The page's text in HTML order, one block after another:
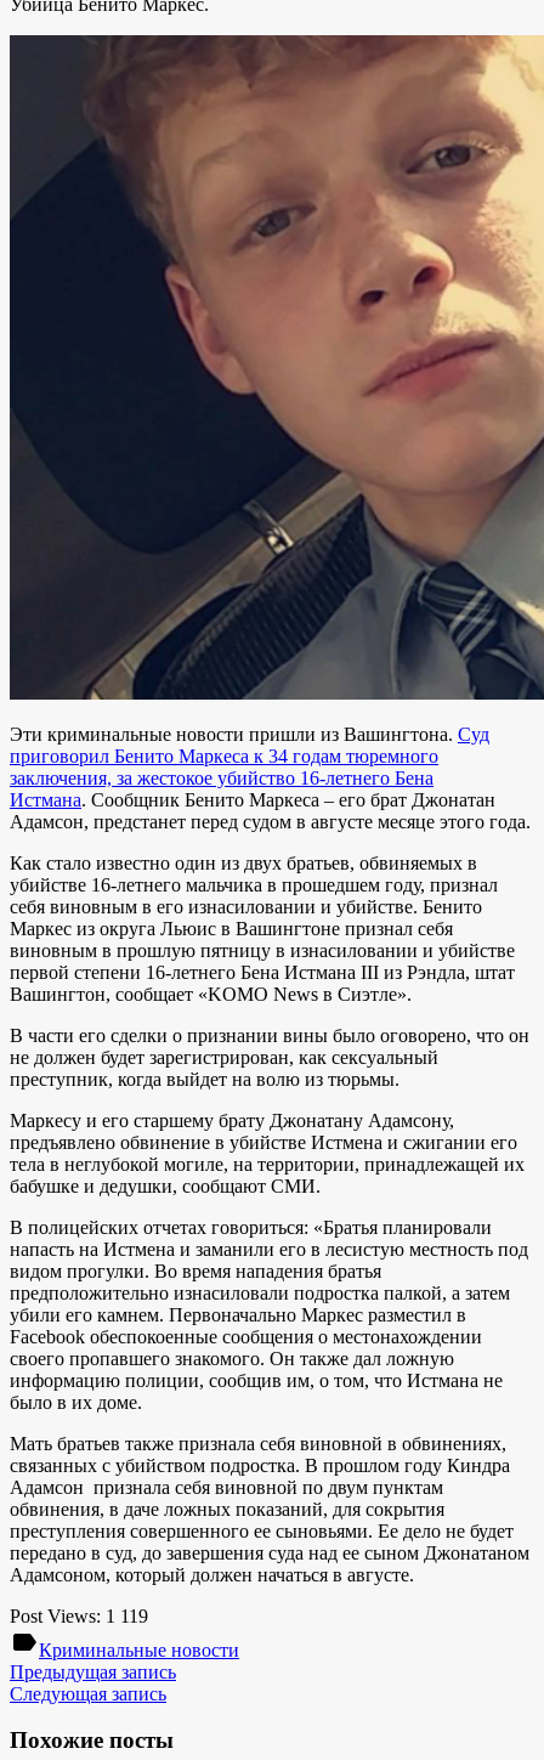
Эти криминальные новости пришли из Вашингтона. Суд
приговорил Бенито Маркеса к 34 годам тюремного
заключения, за жестокое убийство 16-летнего Бена
Истмана. Сообщник Бенито Маркеса – его брат Джонатан
Адамсон, предстанет перед судом в августе месяце этого года.
Как стало известно один из двух братьев, обвиняемых в
убийстве 16-летнего мальчика в прошедшем году, признал
себя виновным в его изнасиловании и убийстве. Бенито
Маркес из округа Льюис в Вашингтоне признал себя
виновным в прошлую пятницу в изнасиловании и убийстве
первой степени 16-летнего Бена Истмана III из Рэндла, штат
Вашингтон, сообщает «KOMO News в Сиэтле».
В части его сделки о признании вины было оговорено, что он
не должен будет зарегистрирован, как сексуальный
преступник, когда выйдет на волю из тюрьмы.
Маркесу и его старшему брату Джонатану Адамсону,
предъявлено обвинение в убийстве Истмена и сжигании его
тела в неглубокой могиле, на территории, принадлежащей их
бабушке и дедушки, сообщают СМИ.
В полицейских отчетах говориться: «Братья планировали
напасть на Истмена и заманили его в лесистую местность под
видом прогулки. Во время нападения братья
предположительно изнасиловали подростка палкой, а затем
убили его камнем. Первоначально Маркес разместил в
Facebook обеспокоенные сообщения о местонахождении
своего пропавшего знакомого. Он также дал ложную
информацию полиции, сообщив им, о том, что Истмана не
было в их доме.
Мать братьев также признала себя виновной в обвинениях,
связанных с убийством подростка. В прошлом году Киндра
Адамсон признала себя виновной по двум пунктам
обвинения, в даче ложных показаний, для сокрытия
преступления совершенного ее сыновьями. Ее дело не будет
передано в суд, до завершения суда над ее сыном Джонатаном
Адамсоном, который должен начаться в августе.
Post Views: 1 119
labelКриминальные новости
Предыдущая запись
Следующая запись
Похожие посты